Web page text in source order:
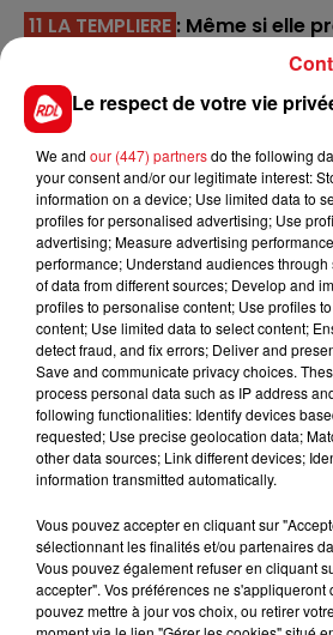
11 LA TEMPLIERE : Même si elle
plus longs, elle a déjà
accessits sur des distances
tableau, elle n'est pas à
********
En direct des
Les notes du Crosé-
FILS D'ACTUS
15 juillet 2026
BÉTHUNE: ENQUÊTE POUR
Le respect de votre vie
We and our (447) partnersdo the following
your consent and/or our legitimate interest:
information on a device; Use limited data to
profiles for personalised advertising; Use
advertising; Measure advertising
performance; Understand audiences
of data from different sources; Develop and
profiles to personalise content; Use profiles
content; Use limited data to select content;
detect fraud, and fix errors; Deliver and
Save and communicate privacy choices.
process personal data such as IP address
following functionalities: Identify devices
requested; Use precise geolocation data;
other data sources; Link different devices;
information transmitted automatically.
Vous pouvez accepter en cliquant sur
sélectionnant les finalités et/ou partenaires
Vous pouvez également refuser en cliquant
accepter". Vos préférences ne s'appliqueront
pouvez mettre à jour vos choix, ou retirer